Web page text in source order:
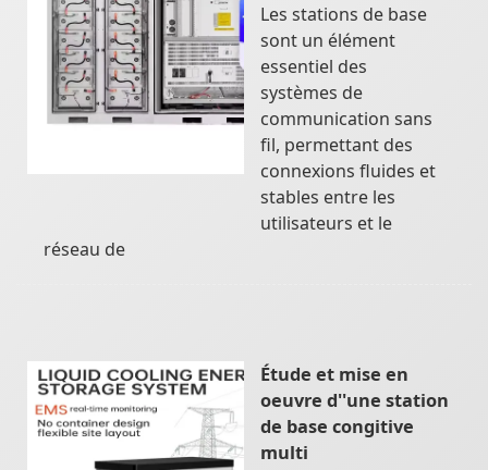
Les stations de base
sont un élément
essentiel des
systèmes de
communication sans
fil, permettant des
connexions fluides et
stables entre les
utilisateurs et le
réseau de
Étude et mise en
oeuvre d''une station
de base congitive
multi